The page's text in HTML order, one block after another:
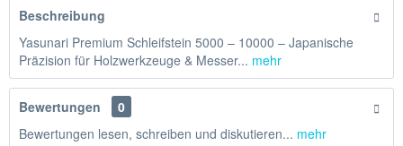
Beschreibung
Yasunari Premium Schleifstein 5000 – 10000 – Japanische
Präzision für Holzwerkzeuge & Messer... mehr
Bewertungen
0
Bewertungen lesen, schreiben und diskutieren... mehr